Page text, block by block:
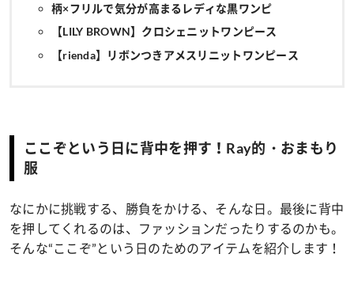
柄×フリルで気分が高まるレディな黒ワンピ
【LILY BROWN】クロシェニットワンピース
【rienda】リボンつきアメスリニットワンピース
ここぞという日に背中を押す！Ray的・おまもり
服
なにかに挑戦する、勝負をかける、そんな日。最後に背中
を押してくれるのは、ファッションだったりするのかも。
そんな“ここぞ”という日のためのアイテムを紹介します！